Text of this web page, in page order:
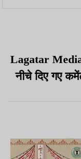
खिलाफ सीबीआई
Lagatar
नीचे दिए गए